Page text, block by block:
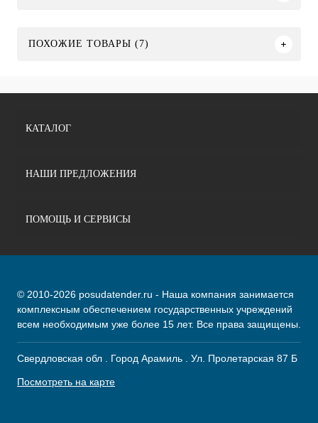
ПОХОЖИЕ ТОВАРЫ (7)
КАТАЛОГ
НАШИ ПРЕДЛОЖЕНИЯ
ПОМОЩЬ И СЕРВИСЫ
© 2010-2026 posudatender.ru - Наша компания занимается
комплексным обеспечением государственных учреждений
всем необходимым уже более 15 лет. Все права защищены.
Свердловская обл . Город Арамиль . Ул. Пролетарская 87 Б
Посмотреть на карте